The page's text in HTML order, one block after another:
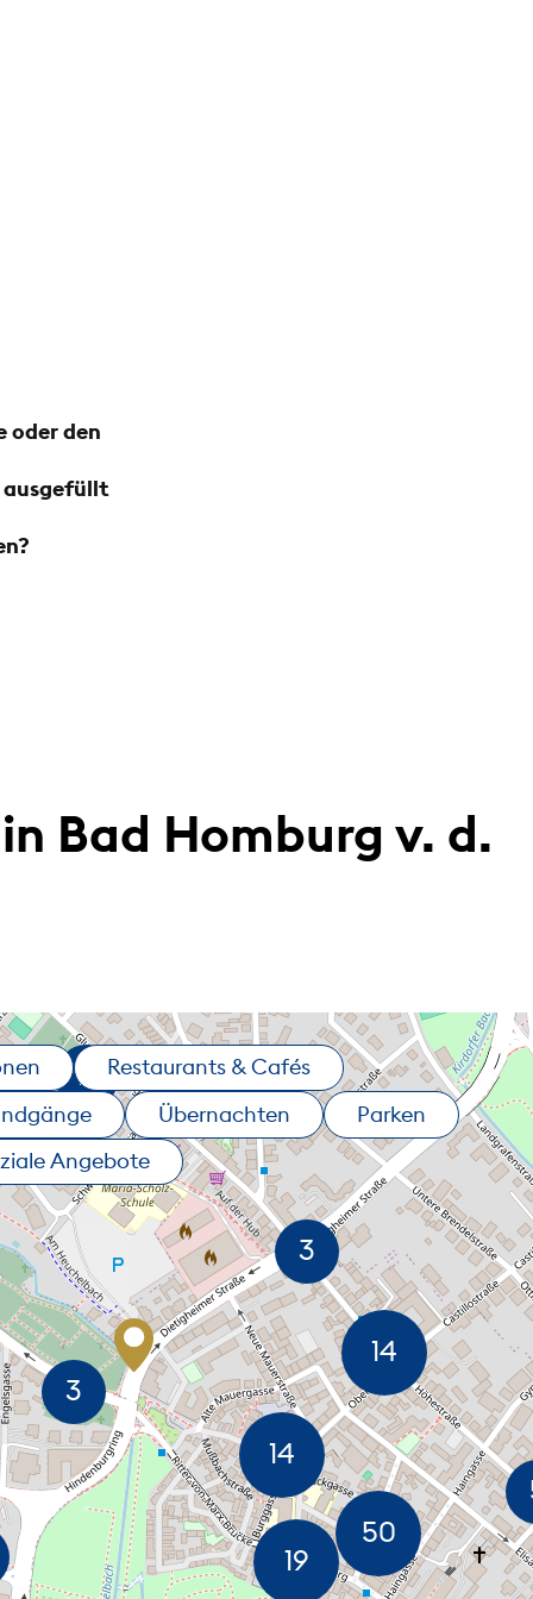
oder den
ausgefüllt
Bad Homburg v. d.
Restaurants & Cafés
Übernachten
Parken
Angebote